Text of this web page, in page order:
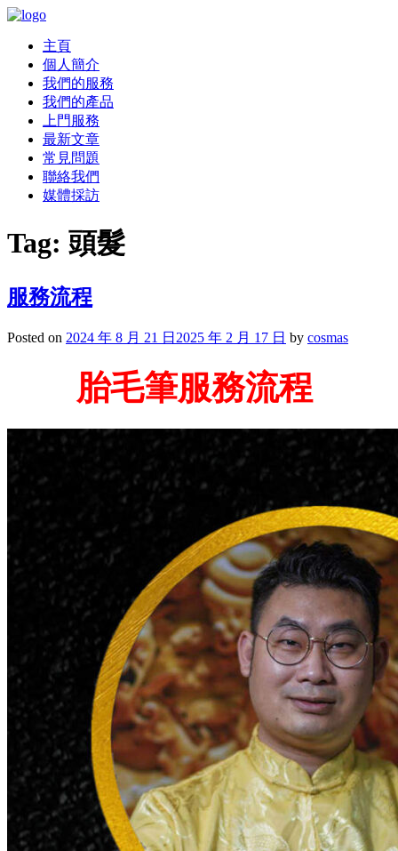
主頁
個人簡介
我們的服務
我們的產品
上門服務
最新文章
常見問題
聯絡我們
媒體採訪
Tag: 頭髮
服務流程
Posted on 2024 年 8 月 21 日 2025 年 2 月 17 日 by cosmas
胎毛筆服務流程